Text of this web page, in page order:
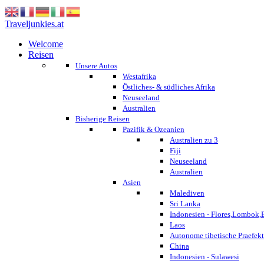
Traveljunkies.at
Welcome
Reisen
Unsere Autos
Westafrika
Östliches- & südliches Afrika
Neuseeland
Australien
Bisherige Reisen
Pazifik & Ozeanien
Australien zu 3
Fiji
Neuseeland
Australien
Asien
Malediven
Sri Lanka
Indonesien -
Laos
Autonome tibetische
China
Indonesien - Sulawesi